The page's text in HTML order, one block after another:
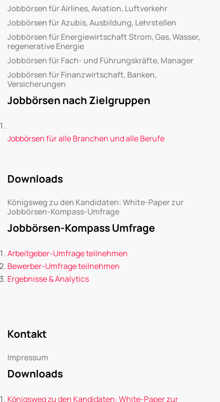
Jobbörsen für Airlines, Aviation, Luftverkehr
Jobbörsen für Azubis, Ausbildung, Lehrstellen
Jobbörsen für Energiewirtschaft Strom, Gas, Wasser,
regenerative Energie
Jobbörsen für Fach- und Führungskräfte, Manager
Jobbörsen für Finanzwirtschaft, Banken,
Versicherungen
Jobbörsen nach Zielgruppen
Jobbörsen für alle Branchen und alle Berufe
Downloads
Königsweg zu den Kandidaten: White-Paper zur
Jobbörsen-Kompass-Umfrage
Jobbörsen-Kompass Umfrage
Arbeitgeber-Umfrage teilnehmen
Bewerber-Umfrage teilnehmen
Ergebnisse & Analytics
Kontakt
Impressum
Downloads
Königsweg zu den Kandidaten: White-Paper zur